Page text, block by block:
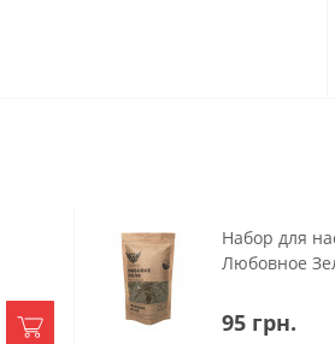
Набор для
Любовное
95 грн.